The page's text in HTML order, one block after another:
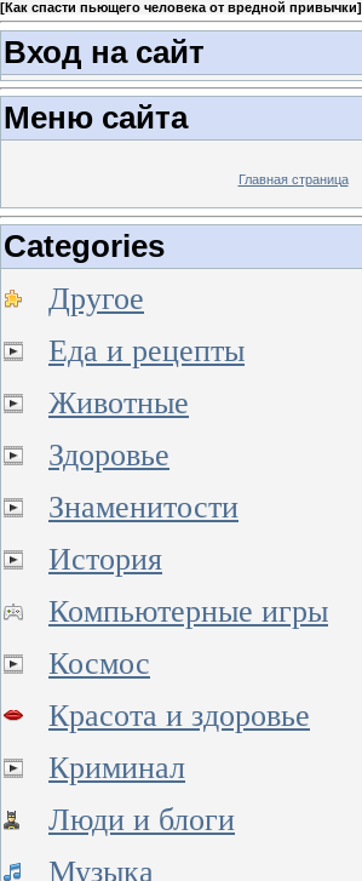
[Как спасти пьющего человека от вредной привычки]
Вход на сайт
Меню сайта
Главная страница
Categories
Другое
Еда и рецепты
Животные
Здоровье
Знаменитости
История
Компьютерные игры
Космос
Красота и здоровье
Криминал
Люди и блоги
Музыка